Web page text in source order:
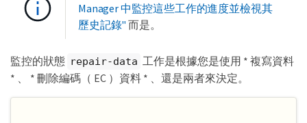
Manager 中監控這些工作的進度並檢視其
歷史記錄" 而是。
監控的狀態 repair-data 工作是根據您是使用 * 複寫資料
* 、 * 刪除編碼（ EC ）資料 * 、還是兩者來決定。